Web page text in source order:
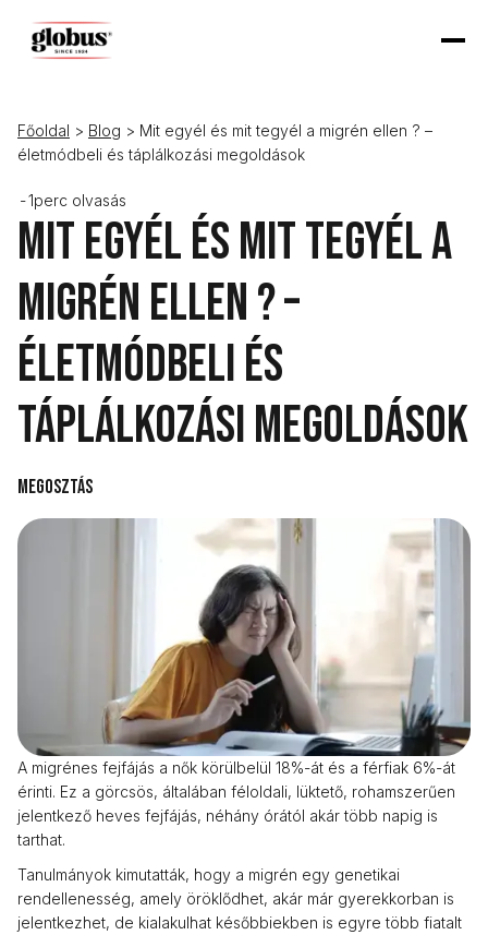
Főoldal > Blog > Mit egyél és mit tegyél a migrén ellen ? –
életmódbeli és táplálkozási megoldások
-1perc olvasás
Mit egyél és mit tegyél a
migrén ellen ? –
életmódbeli és
táplálkozási megoldások
Megosztás
A migrénes fejfájás a nők körülbelül 18%-át és a férfiak 6%-át
érinti. Ez a görcsös, általában féloldali, lüktető, rohamszerűen
jelentkező heves fejfájás, néhány órától akár több napig is
tarthat.
Tanulmányok kimutatták, hogy a migrén egy genetikai
rendellenesség, amely öröklődhet, akár már gyerekkorban is
jelentkezhet, de kialakulhat későbbiekben is egyre több fiatalt